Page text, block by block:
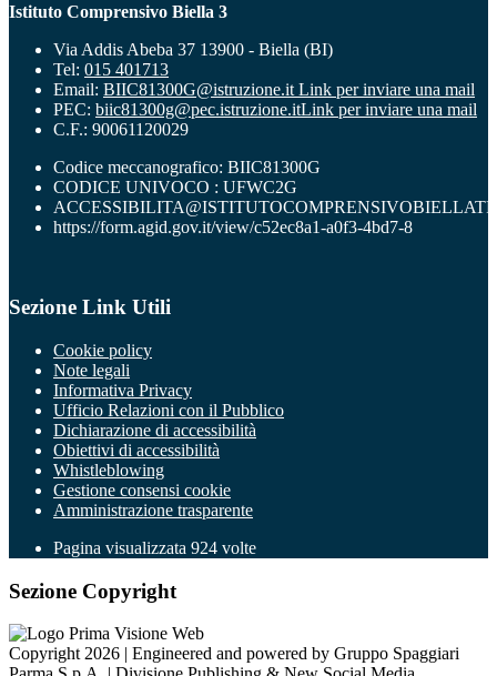
Istituto Comprensivo Biella 3
Via Addis Abeba 37 13900 - Biella (BI)
Tel: 015 401713
Email: BIIC81300G@istruzione.it Link per inviare una mail
PEC: biic81300g@pec.istruzione.itLink per inviare una mail
C.F.: 90061120029
Codice meccanografico: BIIC81300G
CODICE UNIVOCO : UFWC2G
https://form.agid.gov.it/view/c52ec8a1-a0f3-4bd7-8
Sezione Link Utili
Cookie policy
Note legali
Informativa Privacy
Ufficio Relazioni con il Pubblico
Dichiarazione di accessibilità
Obiettivi di accessibilità
Whistleblowing
Gestione consensi cookie
Amministrazione trasparente
Pagina visualizzata 924 volte
Sezione Copyright
Copyright 2026 | Engineered and powered by Gruppo Spaggiari